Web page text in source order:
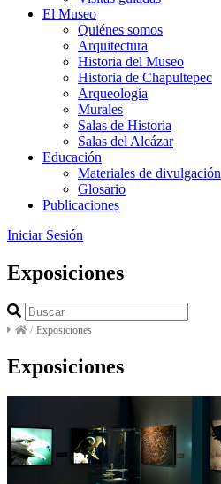
El Museo
Quiénes somos
Arquitectura
Historia del Museo
Historia de Chapultepec
Arqueología
Murales
Salas de Historia
Salas del Alcázar
Educación
Materiales de divulgación
Glosario
Publicaciones
Iniciar Sesión
Exposiciones
/ Exposiciones
Exposiciones